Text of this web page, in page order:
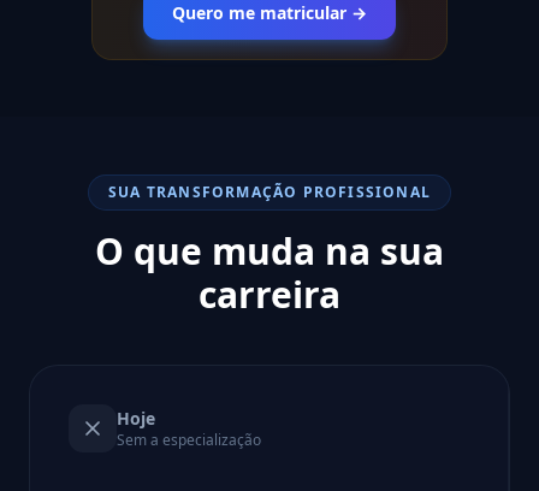
Quero me matricular →
SUA TRANSFORMAÇÃO PROFISSIONAL
O que muda na sua
carreira
Hoje
Sem a especialização